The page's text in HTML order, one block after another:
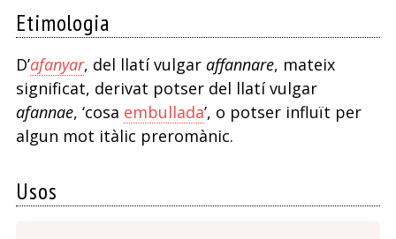
Etimologia
D’afanyar, del llatí vulgar affannare, mateix
significat, derivat potser del llatí vulgar
afannae, ‘cosa embullada’, o potser influït per
algun mot itàlic preromànic.
Usos